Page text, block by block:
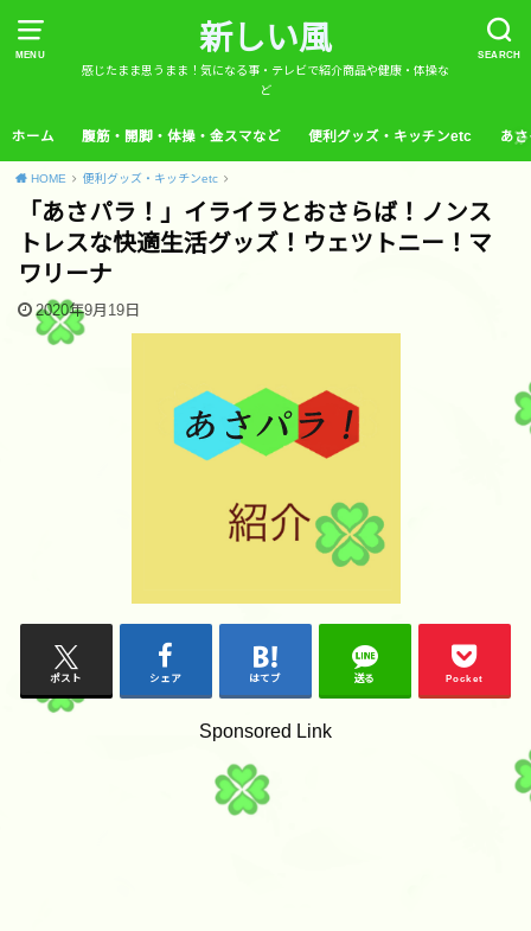
MENU SEARCH
新しい風
感じたまま思うまま！気になる事・テレビで紹介商品や健康・体操な
ど
ホーム 腹筋・開脚・体操・金スマなど 便利グッズ・キッチンetc あ
HOME 便利グッズ・キッチンetc
「あさパラ！」イライラとおさらば！ノンス
トレスな快適生活グッズ！ウェツトニー！マ
ワリーナ
2020年9月19日
ポスト シェア はてブ 送る Pocket
Sponsored Link